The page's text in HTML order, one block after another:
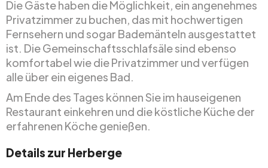
Die Gäste haben die Möglichkeit, ein angenehmes
Privatzimmer zu buchen, das mit hochwertigen
Fernsehern und sogar Bademänteln ausgestattet
ist. Die Gemeinschaftsschlafsäle sind ebenso
komfortabel wie die Privatzimmer und verfügen
alle über ein eigenes Bad.
Am Ende des Tages können Sie im hauseigenen
Restaurant einkehren und die köstliche Küche der
erfahrenen Köche genießen.
Details zur Herberge